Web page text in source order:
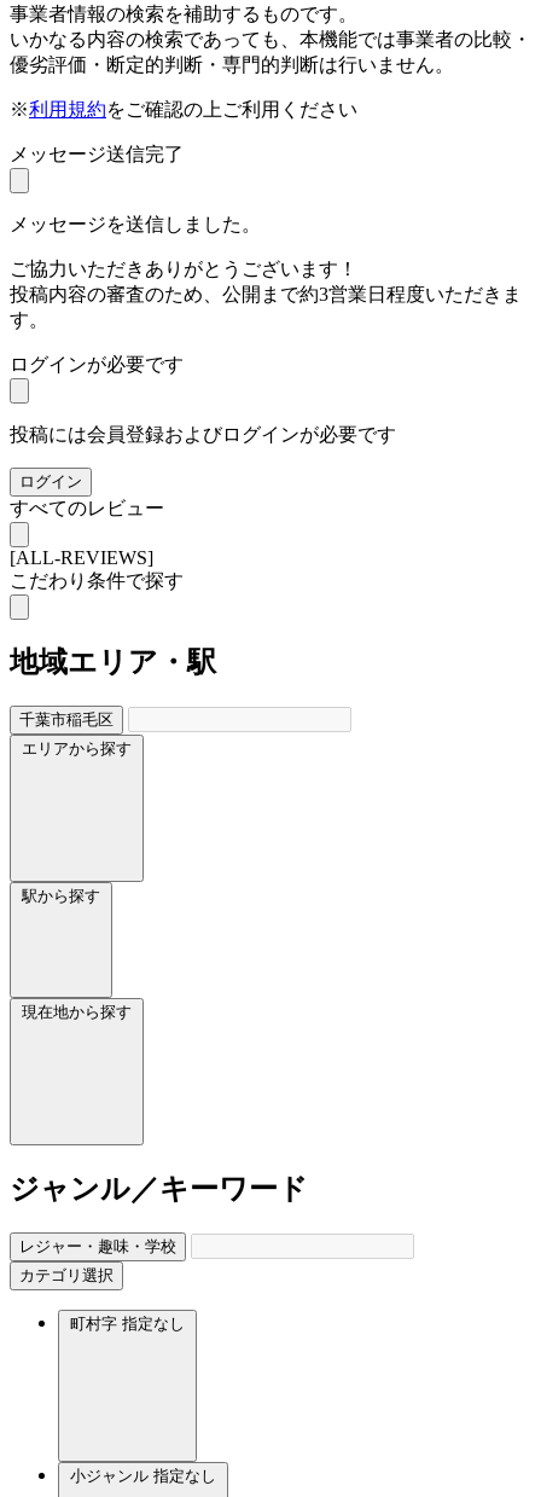
事業者情報の検索を補助するものです。
いかなる内容の検索であっても、本機能では事業者の比較・
優劣評価・断定的判断・専門的判断は行いません。
※利用規約をご確認の上ご利用ください
メッセージ送信完了
メッセージを送信しました。
ご協力いただきありがとうございます！
投稿内容の審査のため、公開まで約3営業日程度いただきま
す。
ログインが必要です
投稿には会員登録およびログインが必要です
ログイン
すべてのレビュー
[ALL-REVIEWS]
こだわり条件で探す
地域エリア・駅
千葉市稲毛区
エリアから探す
駅から探す
現在地から探す
ジャンル／キーワード
レジャー・趣味・学校
カテゴリ選択
町村字 指定なし
小ジャンル 指定なし